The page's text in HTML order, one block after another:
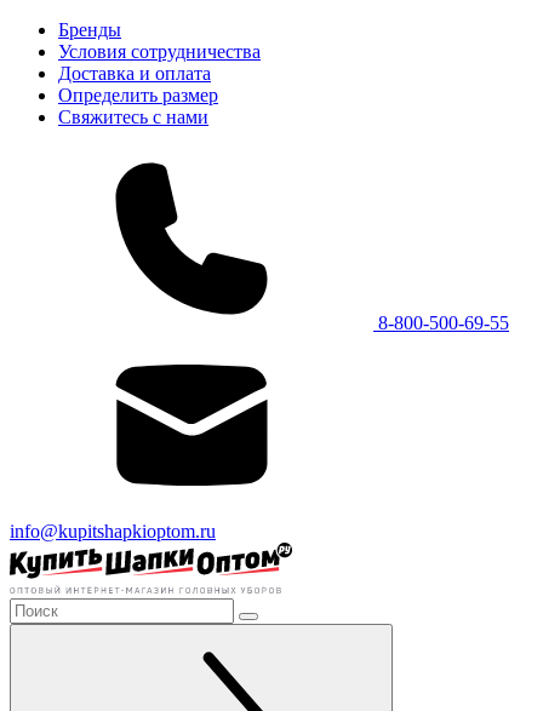
Бренды
Условия сотрудничества
Доставка и оплата
Определить размер
Свяжитесь с нами
8-800-500-69-55
info@kupitshapkioptom.ru